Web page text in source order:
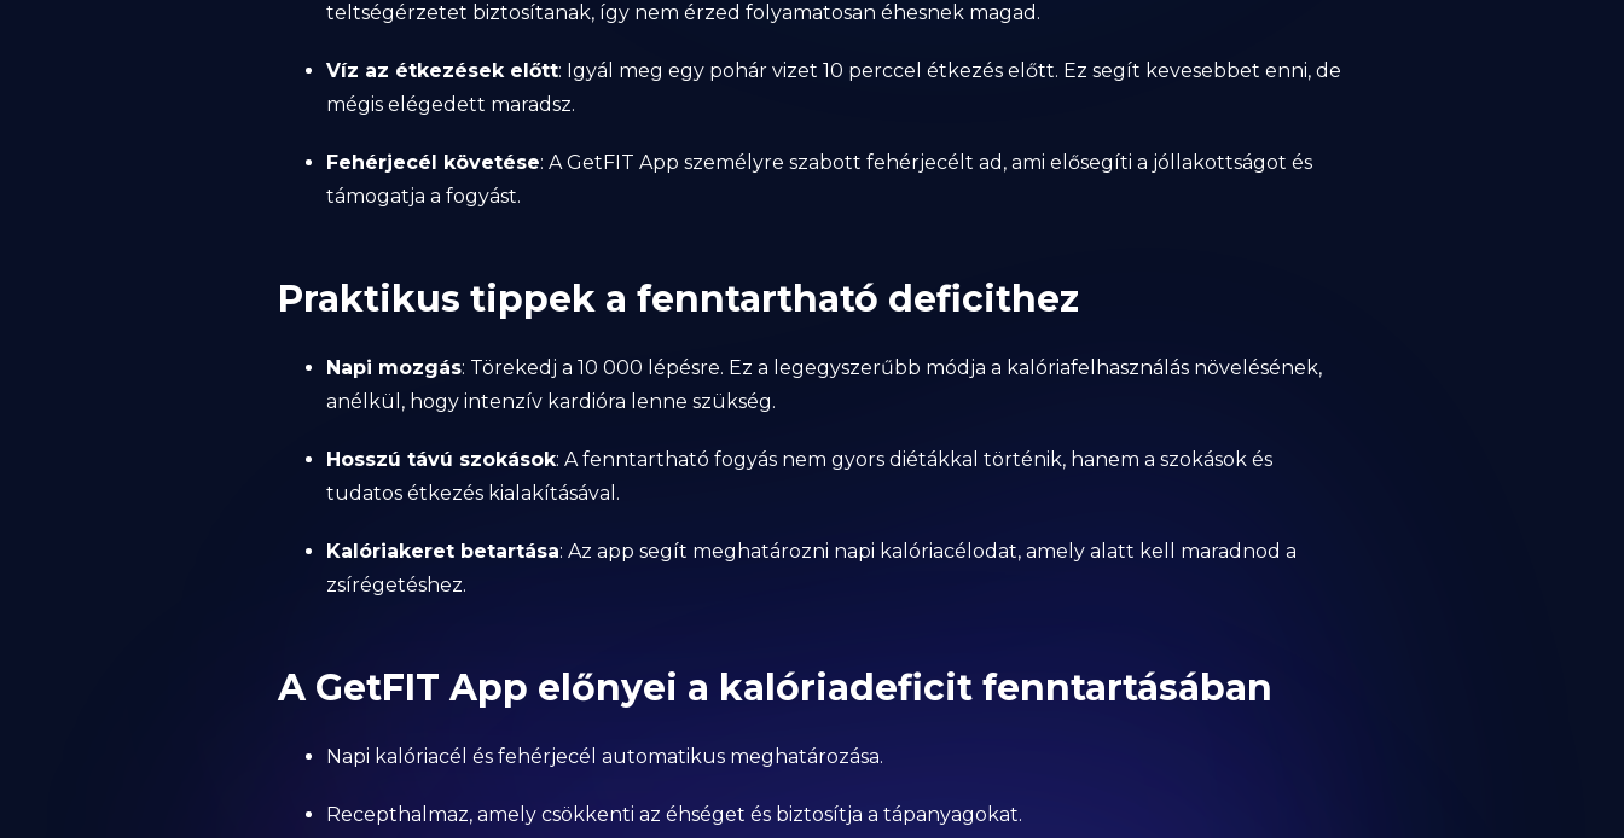
teltségérzetet biztosítanak, így nem érzed folyamatosan éhesnek magad.
Víz az étkezések előtt: Igyál meg egy pohár vizet 10 perccel étkezés előtt. Ez segít kevesebbet enni, de
mégis elégedett maradsz.
Fehérjecél követése: A GetFIT App személyre szabott fehérjecélt ad, ami elősegíti a jóllakottságot és
támogatja a fogyást.
Praktikus tippek a fenntartható deficithez
Napi mozgás: Törekedj a 10 000 lépésre. Ez a legegyszerűbb módja a kalóriafelhasználás növelésének,
anélkül, hogy intenzív kardióra lenne szükség.
Hosszú távú szokások: A fenntartható fogyás nem gyors diétákkal történik, hanem a szokások és
tudatos étkezés kialakításával.
Kalóriakeret betartása: Az app segít meghatározni napi kalóriacélodat, amely alatt kell maradnod a
zsírégetéshez.
A GetFIT App előnyei a kalóriadeficit fenntartásában
Napi kalóriacél és fehérjecél automatikus meghatározása.
Recepthalmaz, amely csökkenti az éhséget és biztosítja a tápanyagokat.